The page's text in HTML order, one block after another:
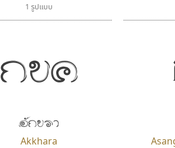
1 รูปแบบ
กขค
อักขรา
Akkhara